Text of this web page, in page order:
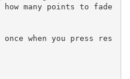
many points to fade
when you press res